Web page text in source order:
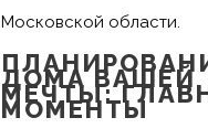
Московской области.
ДОМА ВАШЕЙ
МЕЧТЫ:
МОМЕНТЫ